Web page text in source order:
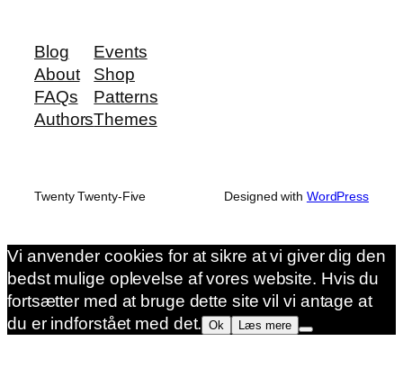
Blog
About
FAQs
Authors
Events
Shop
Patterns
Themes
Twenty Twenty-Five Designed with WordPress
Vi anvender cookies for at sikre at vi giver dig den
bedst mulige oplevelse af vores website. Hvis du
fortsætter med at bruge dette site vil vi antage at
du er indforstået med det. Ok Læs mere